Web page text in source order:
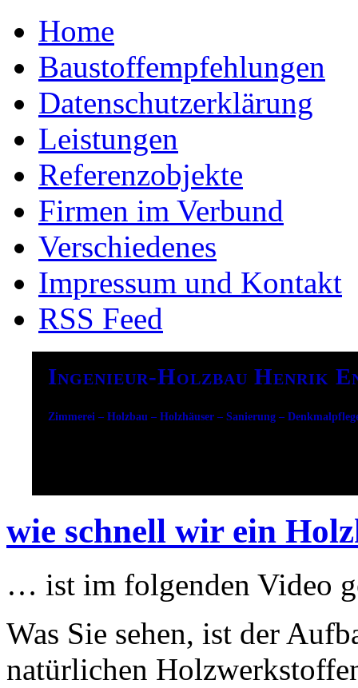
Home
Baustoffempfehlungen
Datenschutzerklärung
Leistungen
Referenzobjekte
Firmen im Verbund
Verschiedenes
Impressum und Kontakt
RSS Feed
Ingenieur-Holzbau Henrik
Zimmerei – Holzbau – Holzhäuser – Sanierung –
wie schnell wir ein
… ist im folgenden Video
Was Sie sehen, ist der
natürlichen